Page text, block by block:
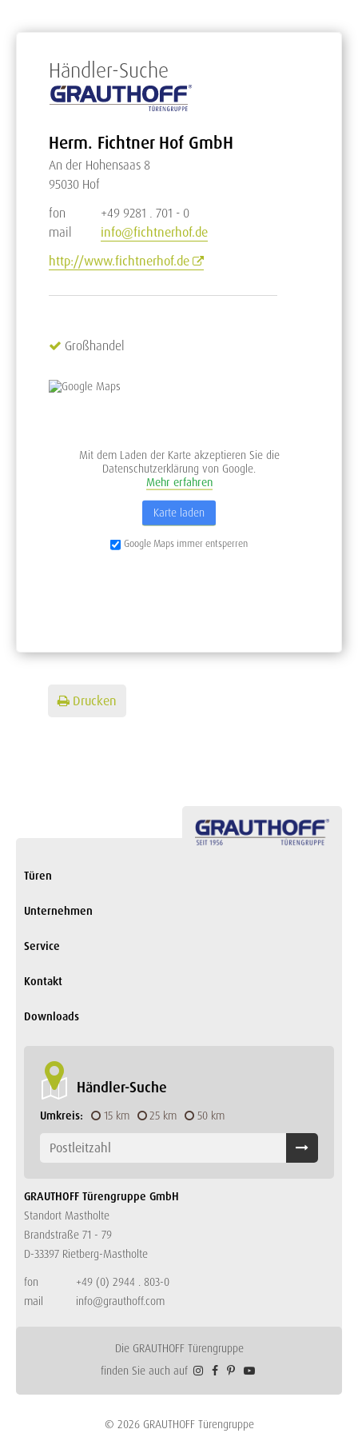
Händler-Suche
Herm. Fichtner Hof GmbH
An der Hohensaas 8
95030 Hof
fon
+49 9281 . 701 - 0
mail
info@fichtnerhof.de
http://www.fichtnerhof.de
Großhandel
Mit dem Laden der Karte akzeptieren Sie die
Datenschutzerklärung von Google.
Mehr erfahren
Karte laden
Google Maps immer entsperren
Drucken
Türen
Unternehmen
Service
Kontakt
Downloads
Händler-Suche
Umkreis: 15 km 25 km 50 km
GRAUTHOFF Türengruppe GmbH
Standort Mastholte
Brandstraße 71 - 79
D-33397 Rietberg-Mastholte
fon
+49 (0) 2944 . 803-0
mail
info@grauthoff.com
Die GRAUTHOFF Türengruppe
finden Sie auch auf
© 2026 GRAUTHOFF Türengruppe